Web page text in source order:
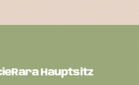
Hauptsitz